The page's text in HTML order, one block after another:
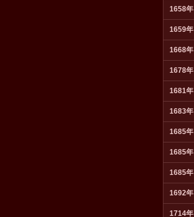
1658年
1659年
1668年
1678年
1681年
1683年
1685年
1685年
1685年
1692年
1714年